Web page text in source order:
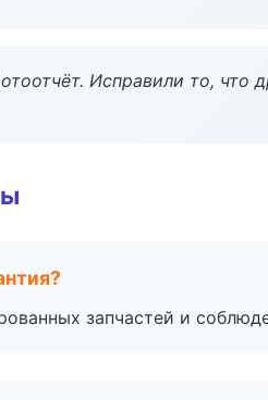
Исправили то, что
запчастей и